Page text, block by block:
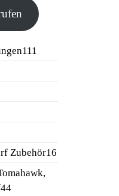
111
Zubehör1616
4444